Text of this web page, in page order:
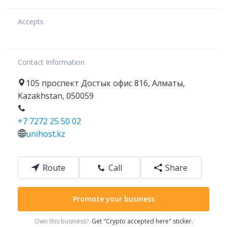
Accepts
Contact Information
105 проспект Достыкофис 816, Алматы,
Kazakhstan, 050059
+7 7272 25 50 02
unihost.kz
Route Call Share
Promote your business
Own this business? Get "Crypto accepted here" sticker.